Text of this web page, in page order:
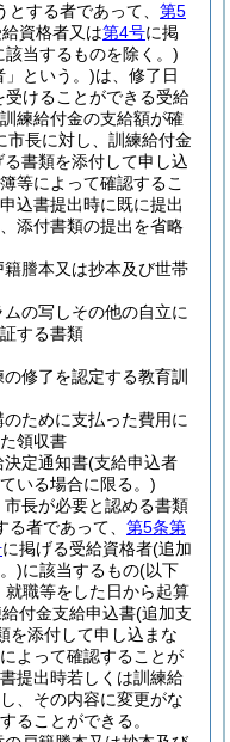
する者であって、 第5
資格者又は第4号に掲
当するものを除く。)
」という。)は、修了日
けることができる受給
練給付金の支給額が確
市長に対し、訓練給付金
る書類を添付して申し込
等によって確認するこ
込書提出時に既に提出
添付書類の提出を省略
謄本又は抄本及び世帯
の写しその他の自立に
する書類
修了を認定する教育訓
ために支払った費用に
領収書
決定通知書(支給申込者
いる場合に限る。)
長が必要と認める書類
者であって、 第5条第
に掲げる受給資格者(追加
)に該当するもの(以下
就職等をした日から起算
付金支給申込書(追加支
を添付して申し込まな
よって確認することが
提出時若しくは訓練給
、その内容に変更がな
ることができる。